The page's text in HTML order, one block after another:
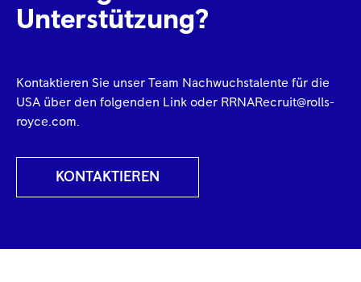
Unterstützung?
Kontaktieren Sie unser Team Nachwuchstalente für die
USA über den folgenden Link oder RRNARecruit@rolls-
royce.com.
KONTAKTIEREN